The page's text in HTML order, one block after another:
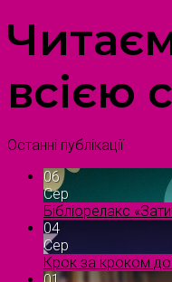
всією
Останні публікації
06
Сер
Бібліорелакс
04
Сер
Крок за кроком до